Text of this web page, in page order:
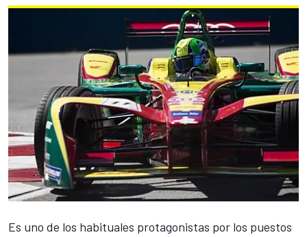
Es uno de los habituales protagonistas por los puestos